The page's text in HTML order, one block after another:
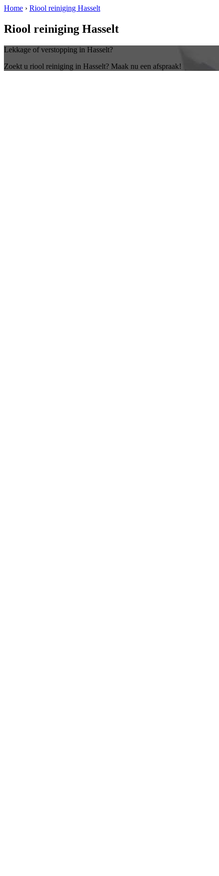
Home › Riool reiniging Hasselt
Riool reiniging Hasselt
Lekkage of verstopping in Hasselt?
Zoekt u riool reiniging in Hasselt? Maak nu een afspraak!